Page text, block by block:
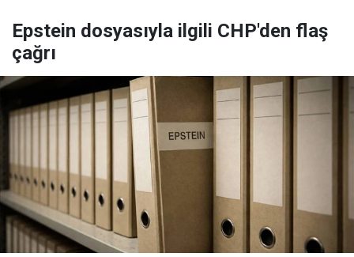
Epstein dosyasıyla ilgili CHP'den flaş
çağrı